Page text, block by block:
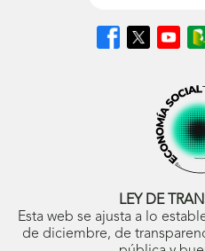
Síguenos
en
Síguenos
en
ventana
nueva)
en
abrirá
en
ventana
nueva)
en
(se
en
LEY DE
Esta web se ajusta a lo
de diciembre, de